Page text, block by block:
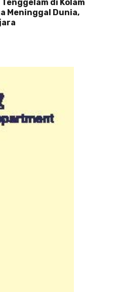
di Kolam
Meninggal Dunia,